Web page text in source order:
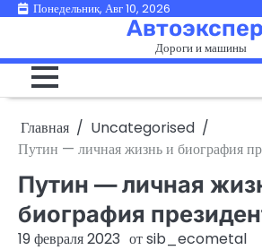
ПерейтиПонедельник, Авг 10, 2026
Дороги и машины
Главная
Uncategorised
Путин — личная жизнь и биография
Путин — личная
биография
19 февраля 2023 отsib_ecometal